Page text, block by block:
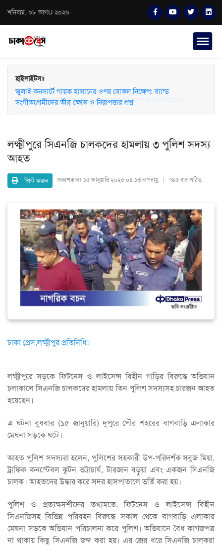
শনিবার, ০৮ আগU ২০২৬
হাইলাইটসঃ
জুলাই কনসার্টে গায়ক হাসানের ওপর বোতল নিক্ষেপ: ব্যান্ড
সংগীতপ্রেমীদের তীব্র ক্ষোভ ও নিরাপত্তার প্রশ্ন
লক্ষ্মীপুরে সিএনজি চালকদের হামলায় ৩ পুলিশ সদস্য
আহত
প্রিন্ট করুন প্রকাশকালঃ ১৫ জানুয়ারি ২০২৫ ০৪:১৩ অপরাহ্ণ | ৭৪৫ বার পঠিত
ঢাকা প্রেস,লক্ষ্মীপুর প্রতিনিধি:-
লক্ষ্মীপুরে সড়কে ফিটনেস ও লাইসেন্স বিহীন গাড়ির বিরুদ্ধে অভিযান
চলাকালে সিএনজি চালকদের হামলায় তিন পুলিশ সদস্যসহ চারজন আহত
হয়েছেন।
এ ঘটনা বুধবার (১৫ জানুয়ারি) দুপুরে পৌর শহরের বাগবাড়ি এলাকার
মেঘনা সড়কে ঘটে।
আহত পুলিশ সদস্যরা হলেন, পুলিশের সহকারী উপ-পরিদর্শক সবুজ মিয়া,
ট্রাফিক কনস্টেবল ঝুটন ভট্টাচার্য, টারজান বড়ুয়া এবং একজন সিএনজি
চালক। আহতদের উদ্ধার করে সদর হাসপাতালে ভর্তি করা হয়।
পুলিশ ও প্রত্যক্ষদর্শীদের তথ্যমতে, ফিটনেস ও লাইসেন্স বিহীন
সিএনজিসহ বিভিন্ন পরিবহন বিরুদ্ধে সকাল থেকে বাগবাড়ি এলাকার
মেঘনা সড়কে অভিযান পরিচালনা করে পুলিশ। অভিযানে বৈধ কাগজপত্র
না থাকায় কিছু সিএনজি জব্দ করা হয়। এর জের ধরে সিএনজি চালকরা